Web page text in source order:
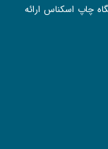
چاپ اسکناس ارائه